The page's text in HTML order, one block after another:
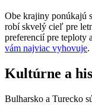
Obe krajiny ponúkajú
robí skvelý cieľ pre
preferencií pre teploty
vám najviac vyhovuje.
Kultúrne a
Bulharsko a Turecko